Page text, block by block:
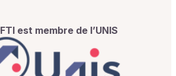
est membre de l’UNIS